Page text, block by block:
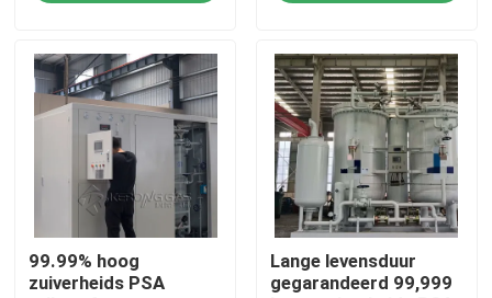
Kwaliteitscontrole
Neem contact met ons op
99.99% hoog
zuiverheids PSA
Lange levensduur
gegarandeerd 99,999